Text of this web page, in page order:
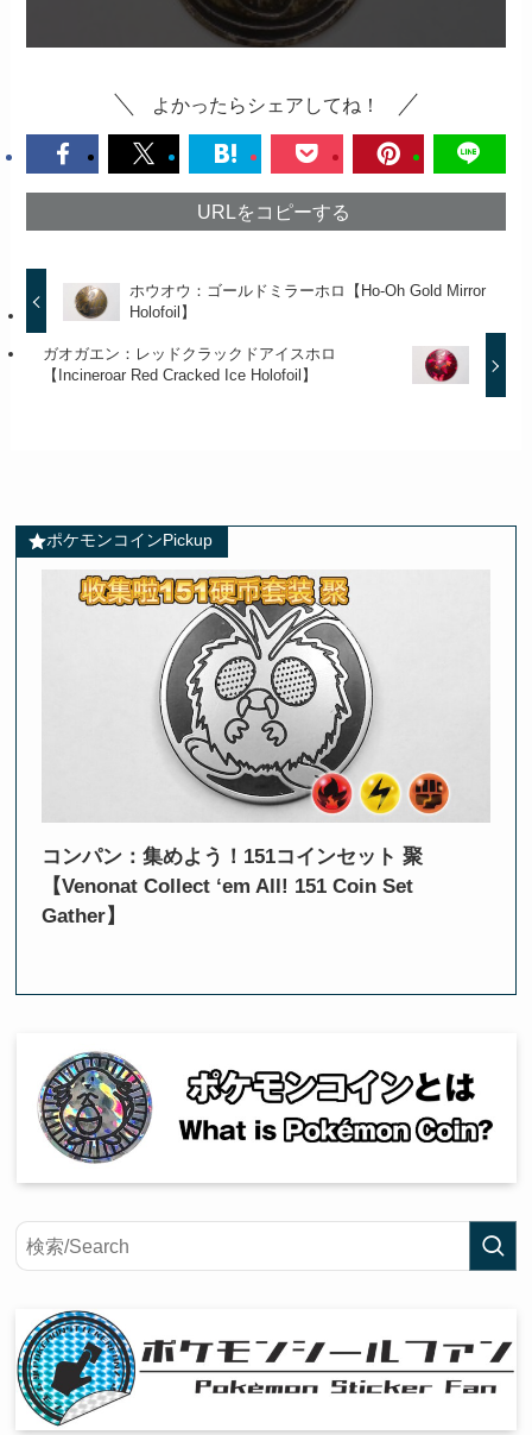
よかったらシェアしてね！
URLをコピーする
ホウオウ：ゴールドミラーホロ【Ho-Oh Gold Mirror
Holofoil】
ガオガエン：レッドクラックドアイスホロ
【Incineroar Red Cracked Ice Holofoil】
ポケモンコインPickup
コンパン：集めよう！151コインセット 聚
【Venonat Collect ‘em All! 151 Coin Set
Gather】